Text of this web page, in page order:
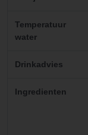
Temperatuur
water
Drinkadvies
Ingredienten